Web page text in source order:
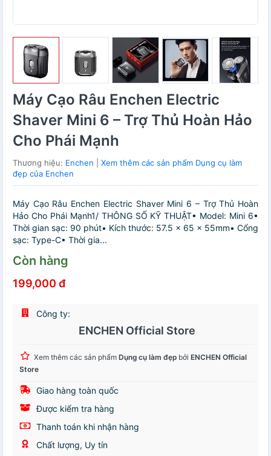
Máy Cạo Râu Enchen Electric
Shaver Mini 6 – Trợ Thủ Hoàn Hảo
Cho Phái Mạnh
Thương hiệu: Enchen
Xem thêm các sản phẩm Dụng cụ làm
đẹp của Enchen
Máy Cạo Râu Enchen Electric Shaver Mini 6 – Trợ Thủ Hoàn
Hảo Cho Phái Mạnh1/ THÔNG SỐ KỸ THUẬT• Model: Mini 6•
Thời gian sạc: 90 phút• Kích thước: 57.5 x 65 x 55mm• Cổng
sạc: Type-C• Thời gia...
Còn hàng
199,000 đ
Công ty:
ENCHEN Official Store
Xem thêm các sản phẩm Dụng cụ làm đẹp bởi ENCHEN Official
Store
Giao hàng toàn quốc
Được kiểm tra hàng
Thanh toán khi nhận hàng
Chất lượng, Uy tín